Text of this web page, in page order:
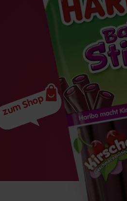
zum Shop